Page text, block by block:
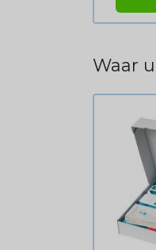
Waar